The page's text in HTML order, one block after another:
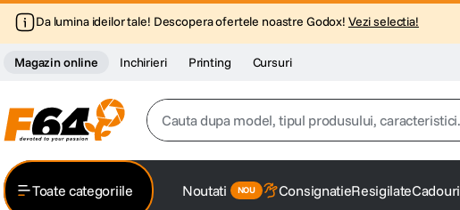
Da lumina ideilor tale! Descopera ofertele noastre Godox! Vezi selectia!
Magazin online Inchirieri Printing Cursuri
Cauta dupa model, tipul produsului, caracteristici...
Toate categoriile Noutati ConsignatieResigilateCadouri